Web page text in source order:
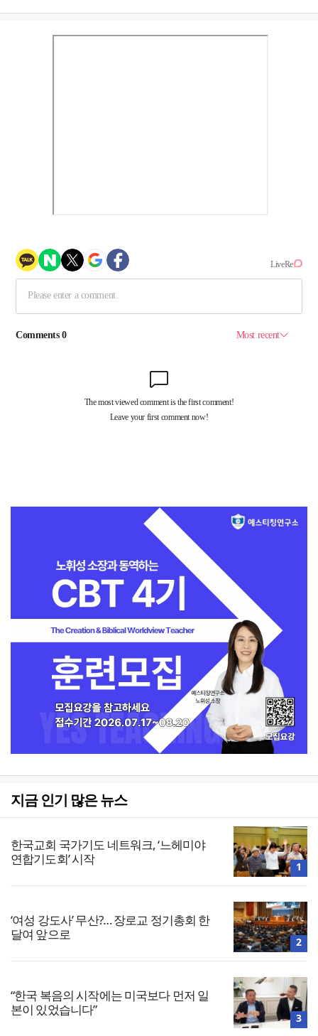
지금 인기 많은 뉴스
한국교회 국가기도 네트워크, ‘느헤미야
연합기도회’ 시작
1
‘여성 강도사’ 무산?… 장로교 정기총회 한
달여 앞으로
2
“한국 복음의 시작에는 미국보다 먼저 일
본이 있었습니다”
3